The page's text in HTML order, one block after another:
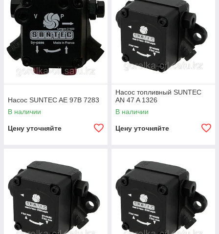
Насос SUNTEC AE 97B 7283
В наличии
Цену уточняйте
Насос топливный SUNTEC
AN 47 A 1326
В наличии
Цену уточняйте